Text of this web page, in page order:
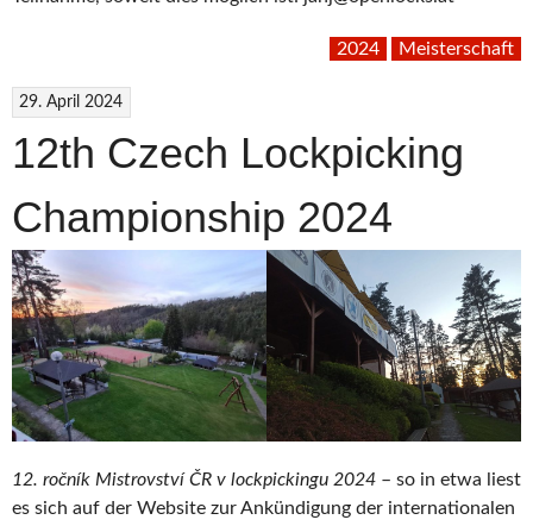
2024 Meisterschaft
29. April 2024
12th Czech Lockpicking
Championship 2024
12. ročník Mistrovství ČR v lockpickingu 2024 – so in etwa liest
es sich auf der Website zur Ankündigung der internationalen